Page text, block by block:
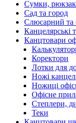
Сумки,
Сад та город
Слюсарний та
Канцелярські
Канцтовари
Коректори
Лотки для
Ножі
Ножиці
Офісне
Степлери,
Теки